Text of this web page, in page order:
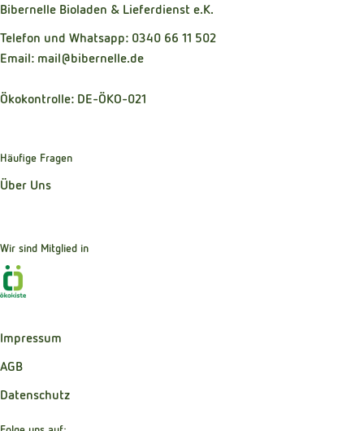
Bibernelle Bioladen & Lieferdienst e.K.
Telefon und Whatsapp: 0340 66 11 502
Email: mail@bibernelle.de
Ökokontrolle: DE-ÖKO-021
Häufige Fragen
Über Uns
Wir sind Mitglied in
Impressum
AGB
Datenschutz